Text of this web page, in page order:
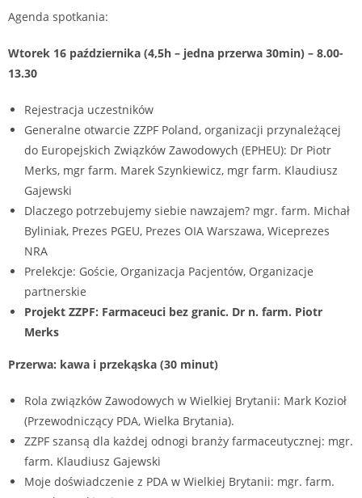
Agenda spotkania:
Wtorek 16 października (4,5h – jedna przerwa 30min) – 8.00-
13.30
Rejestracja uczestników
Generalne otwarcie ZZPF Poland, organizacji przynależącej
do Europejskich Związków Zawodowych (EPHEU): Dr Piotr
Merks, mgr farm. Marek Szynkiewicz, mgr farm. Klaudiusz
Gajewski
Dlaczego potrzebujemy siebie nawzajem? mgr. farm. Michał
Byliniak, Prezes PGEU, Prezes OIA Warszawa, Wiceprezes
NRA
Prelekcje: Goście, Organizacja Pacjentów, Organizacje
partnerskie
Projekt ZZPF: Farmaceuci bez granic. Dr n. farm. Piotr
Merks
Przerwa: kawa i przekąska (30 minut)
Rola związków Zawodowych w Wielkiej Brytanii: Mark Kozioł
(Przewodniczący PDA, Wielka Brytania).
ZZPF szansą dla każdej odnogi branży farmaceutycznej: mgr.
farm. Klaudiusz Gajewski
Moje doświadczenie z PDA w Wielkiej Brytanii: mgr. farm.